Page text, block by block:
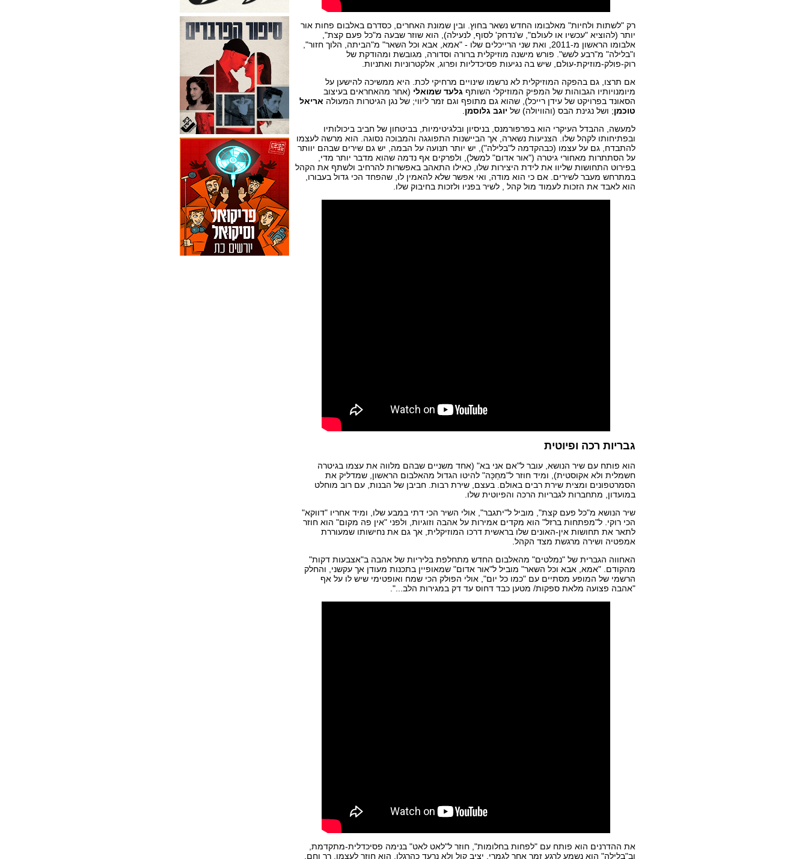
רק "לשתות ולחיות" מאלבומו החדש נשאר בחוץ. ובין שמונת האחרים, כסדרם באלבום פחות אור
יותר (להוציא "עכשיו או לעולם", ש'נדחק' לסוף, לנעילה), הוא שוזר שבעה מ"כל פעם קצת",
אלבומו הראשון מ-2011, ואת שני הרייכלים שלו - "אמא, אבא וכל השאר" מ"הביתה, הלוך חזור",
ו"בלילה" מ"רבע לשש". פורש מישנה מוזיקלית ברורה וסדורה, מגובשת ומהודקת של
רוק-פולק-מוזיקת-עולם, שיש בה נגיעות פסיכדליות ופרוג, אלקטרוניות ואתניות.
אם תרצו, גם בהפקה המוזיקלית לא נרשמו שינויים מרחיקי לכת. היא ממשיכה להישען על
מיומנויותיו הגבוהות של המפיק המוזיקלי השותף גלעד שמואלי (אחר מהאחראים בעיצוב
הסאונד בפרויקט של עידן רייכל), שהוא גם מתופף וגם זמר ליווי; של נגן הגיטרות המעולה אריאל
טוכמן; ושל נגינת הבס (והוויולה) של יוגב גלוסמן
למעשה, ההבדל העיקרי הוא בפרפורמנס, בניסיון ובלגיטימיות, בביטחון של חביב ביכולותיו
ובפתיחותו לקהל שלו. הצניעות נשארה, אך הביישנות התפוגגה והמבוכה נסוגה. הוא מרשה לעצמו
להתבדח, גם על עצמו (כבהקדמה ל"בלילה"), יש יותר תנועה על הבמה, יש גם שירים שבהם יוותר
על הסתתרות מאחורי גיטרה ("אור אדום" למשל), ולפרקים אף נדמה שהוא מדבר יותר מדי,
בפירוט התחושות שליוו את לידת היצירות שלו, כאילו התאהב באפשרות להרחיב ולשתף את הקהל
במתרחש מעבר לשירים. אם כי הוא מודה, ואי אפשר שלא להאמין לו, שהפחד הכי גדול בעבורו,
הוא לאבד את הזכות לעמוד מול קהל , לשיר בפניו ולזכות בחיבוק שלו.
גבריות רכה ופיוטית
הוא פותח עם שיר הנושא, עובר ל"אם אני בא" (אחד משניים שבהם מלווה את עצמו בגיטרה
חשמלית ולא אקוסטית), ומיד חוזר ל"מחַכָּה" להיטו הגדול מהאלבום הראשון, שמדליק את
הסמרטפונים ומצית שירת רבים באולם. בעצם, שירת רבות. חביבן של הבנות, עם רוב מוחלט
במועדון, מתחברות לגבריות הרכה והפיוטית שלו.
שיר הנושא מ"כל פעם קצת", מוביל ל"יתגבר", אולי השיר הכי דתי במבע שלו, ומיד אחריו "דווקא"
הכי רוקי. ל"מפתחות ברזל" הוא מקדים אמירות על אהבה וזוגיות, ולפני "אין פה מקום" הוא חוזר
לתאר את תחושות אין-האונים שלו בראשית דרכו המוזיקלית, אך גם את נחישותו שמעוררת
אמפטיה ושירה מרגשת מצד הקהל.
האחווה הגברית של "נמלטים" מהאלבום החדש מתחלפת בליריות של אהבה ב"אצבעות דקות"
מהקודם. "אמא, אבא וכל השאר" מוביל ל"אור אדום" שמאופיין בתכנות מעודן אך עקשני, והחלק
הרשמי של המופע מסתיים עם "כמו כל יום", אולי הפולק הכי שמח ואופטימי שיש לו על אף
"אהבה פצועה מלאת ספקות/ מטען כבד דחוס עד דק במגירות הלב...".
את ההדרנים הוא פותח עם "לפחות בחלומות", חוזר ל"לאט לאט" בנימה פסיכדלית-מתקדמת,
וב"בלילה" הוא נשמע לרגע זמר אחר לגמרי, יציב קול ולא נרעד כהרגלו. הוא חוזר לעצמו, רך וחם,